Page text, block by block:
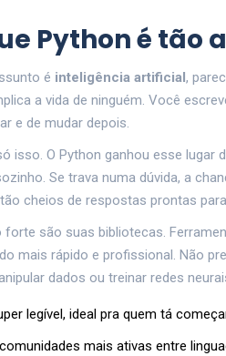
Python é tão
é inteligência artificial,
a vida de ninguém. Você
e de mudar depois.
isso. O Python ganhou esse lugar
Se trava numa dúvida, a
cheios de respostas prontas
forte são suas bibliotecas.
mais rápido e profissional. Não
dados ou treinar redes
legível, ideal pra quem tá
mais ativas entre